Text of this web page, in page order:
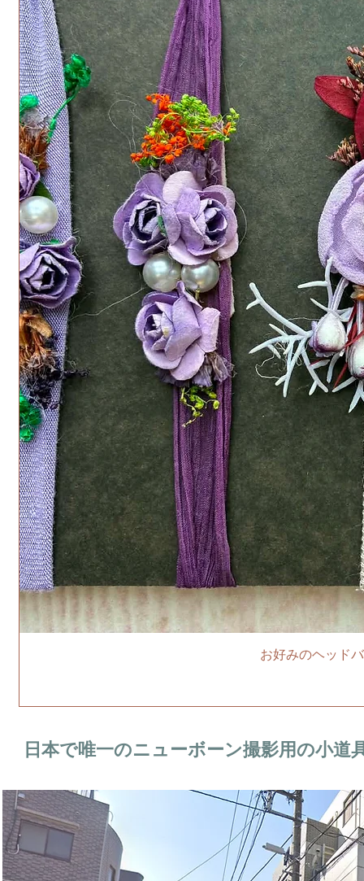
お好みのヘッド
日本で唯一のニューボーン撮影用の小道